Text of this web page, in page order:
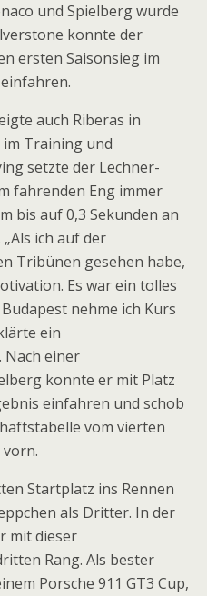
und Spielberg wurde
konnte der
ersten Saisonsieg im
auch Riberas in
im Training und
setzte der Lechner-
fahrenden Eng immer
bis auf 0,3 Sekunden an
ich auf der
Tribünen gesehen habe,
Es war ein tolles
nehme ich Kurs
ein
Nach einer
konnte er mit Platz
einfahren und schob
vom vierten
Startplatz ins Rennen
als Dritter. In der
mit dieser
Rang. Als bester
Porsche 911 GT3 Cup,